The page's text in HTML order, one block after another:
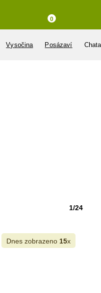
0
Vysočina Posázaví
1/24
Dnes zobrazeno 15x